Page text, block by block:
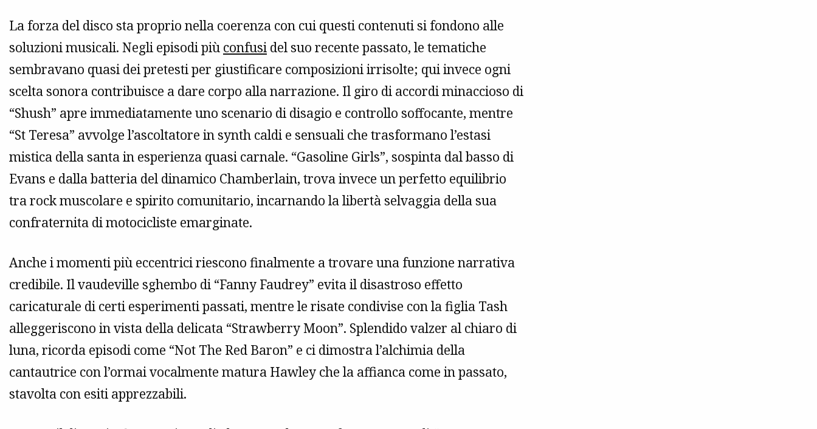
La forza del disco sta proprio nella coerenza con cui questi contenuti si fondono alle
soluzioni musicali. Negli episodi più confusi del suo recente passato, le tematiche
sembravano quasi dei pretesti per giustificare composizioni irrisolte; qui invece ogni
scelta sonora contribuisce a dare corpo alla narrazione. Il giro di accordi minaccioso di
“Shush” apre immediatamente uno scenario di disagio e controllo soffocante, mentre
“St Teresa” avvolge l’ascoltatore in synth caldi e sensuali che trasformano l’estasi
mistica della santa in esperienza quasi carnale. “Gasoline Girls”, sospinta dal basso di
Evans e dalla batteria del dinamico Chamberlain, trova invece un perfetto equilibrio
tra rock muscolare e spirito comunitario, incarnando la libertà selvaggia della sua
confraternita di motocicliste emarginate.
Anche i momenti più eccentrici riescono finalmente a trovare una funzione narrativa
credibile. Il vaudeville sghembo di “Fanny Faudrey” evita il disastroso effetto
caricaturale di certi esperimenti passati, mentre le risate condivise con la figlia Tash
alleggeriscono in vista della delicata “Strawberry Moon”. Splendido valzer al chiaro di
luna, ricorda episodi come “Not The Red Baron” e ci dimostra l’alchimia della
cantautrice con l’ormai vocalmente matura Hawley che la affianca come in passato,
stavolta con esiti apprezzabili.